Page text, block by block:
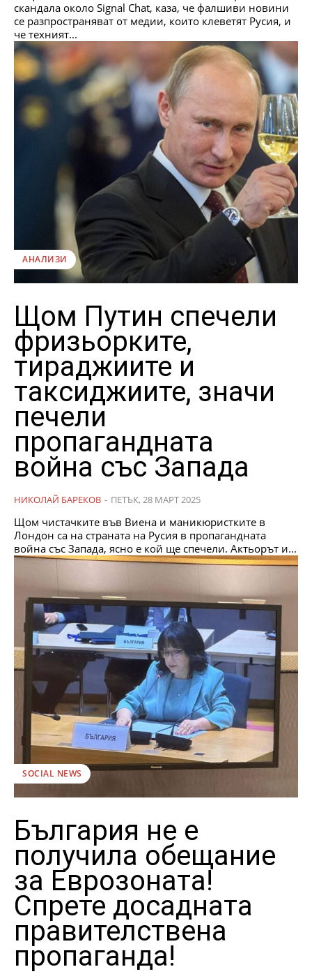
скандала около Signal Chat, каза, че фалшиви новини
се разпространяват от медии, които клеветят Русия, и
че техният...
АНАЛИЗИ
Щом Путин спечели
фризьорките,
тираджиите и
таксиджиите, значи
печели
пропагандната
война със Запада
НИКОЛАЙ БАРЕКОВ - ПЕТЪК, 28 МАРТ 2025
Щом чистачките във Виена и маникюристките в
Лондон са на страната на Русия в пропагандната
война със Запада, ясно е кой ще спечели. Актьорът и...
SOCIAL NEWS
България не е
получила обещание
за Еврозоната!
Спрете досадната
правителствена
пропаганда!